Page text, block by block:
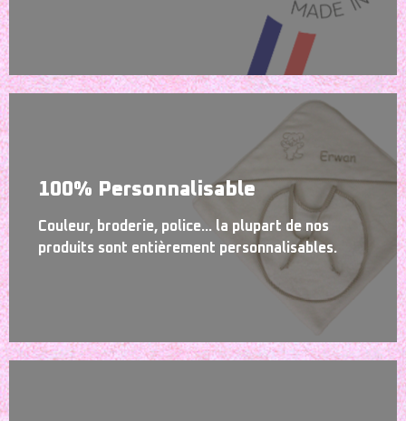
100% Personnalisable
Couleur, broderie, police... la plupart de nos
produits sont entièrement personnalisables.